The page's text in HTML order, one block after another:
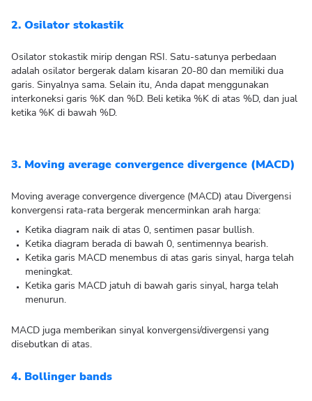
2. Osilator stokastik
Osilator stokastik mirip dengan RSI. Satu-satunya perbedaan
adalah osilator bergerak dalam kisaran 20-80 dan memiliki dua
garis. Sinyalnya sama. Selain itu, Anda dapat menggunakan
interkoneksi garis %K dan %D. Beli ketika %K di atas %D, dan jual
ketika %K di bawah %D.
3. Moving average convergence divergence (MACD)
Moving average convergence divergence (MACD) atau Divergensi
konvergensi rata-rata bergerak mencerminkan arah harga:
Ketika diagram naik di atas 0, sentimen pasar bullish.
Ketika diagram berada di bawah 0, sentimennya bearish.
Ketika garis MACD menembus di atas garis sinyal, harga telah
meningkat.
Ketika garis MACD jatuh di bawah garis sinyal, harga telah
menurun.
MACD juga memberikan sinyal konvergensi/divergensi yang
disebutkan di atas.
4. Bollinger bands